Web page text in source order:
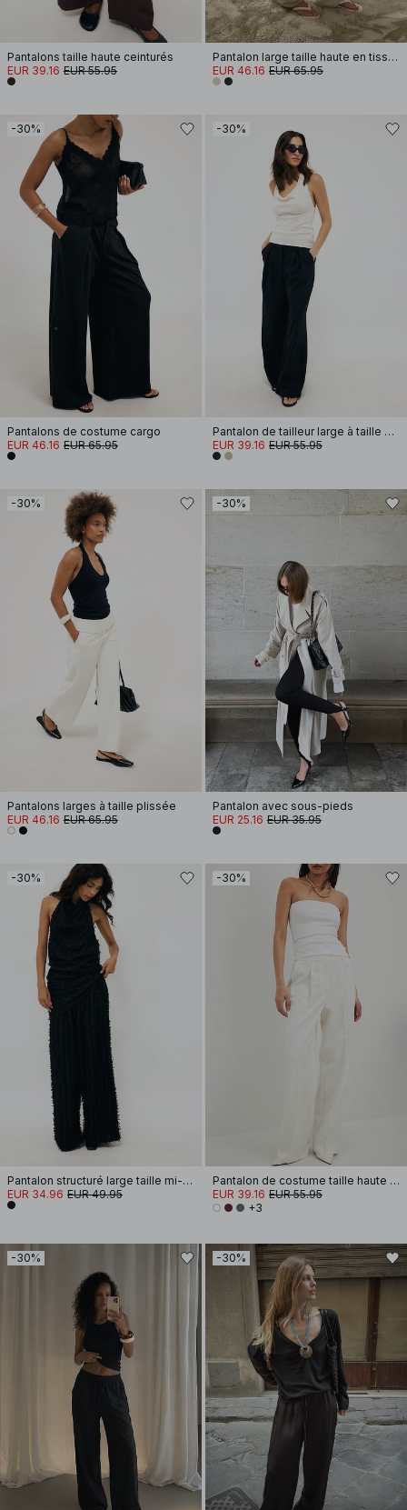
Pantalons taille haute ceinturés
EUR 39.16 EUR 55.95
Pantalon large taille haute en tissu mélangé
EUR 46.16 EUR 65.95
-30%
Pantalons de costume cargo
EUR 46.16 EUR 65.95
-30%
Pantalon de tailleur large à taille haute
EUR 39.16 EUR 55.95
-30%
Pantalons larges à taille plissée
EUR 46.16 EUR 65.95
-30%
Pantalon avec sous-pieds
EUR 25.16 EUR 35.95
-30%
Pantalon structuré large taille mi-haute
EUR 34.96 EUR 49.95
-30%
Pantalon de costume taille haute en tissu épais
EUR 39.16 EUR 55.95
+3
-30% -30%